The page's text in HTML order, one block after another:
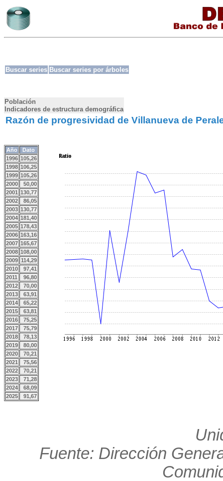
Buscar series Buscar series por árboles
Población
Indicadores de estructura demográfica
Razón de progresividad de Villanueva de
Año
Dato
1996 105,26
1998 106,25
1999 105,26
2000
50,00
2001 130,77
2002
86,05
2003 130,77
2004 181,40
2005 178,43
2006 163,16
2007 165,67
2008 108,00
2009 114,29
2010
97,41
2011
96,80
2012
70,00
2013
63,91
2014
65,22
2015
63,81
2016
75,25
2017
75,79
2018
78,13
2019
80,00
2020
70,21
2021
75,56
2022
70,21
2023
71,28
2024
68,09
2025
91,67
Fuente: Dirección